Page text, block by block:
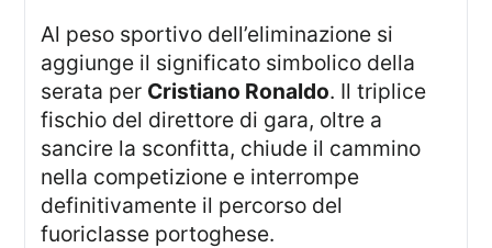
Al peso sportivo dell’eliminazione si
aggiunge il significato simbolico della
serata per Cristiano Ronaldo. Il triplice
fischio del direttore di gara, oltre a
sancire la sconfitta, chiude il cammino
nella competizione e interrompe
definitivamente il percorso del
fuoriclasse portoghese.